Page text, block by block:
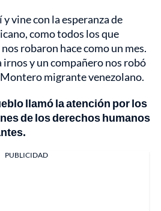
y vine con la esperanza de
como todos los que
robaron hace como un mes.
irnos y un compañero nos robó
migrante venezolano.
llamó la atención por los
de los derechos humanos
PUBLICIDAD